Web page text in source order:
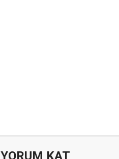
YORUM KAT